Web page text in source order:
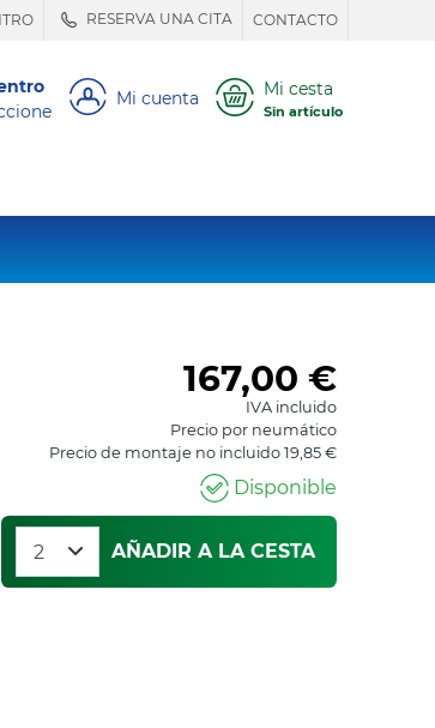
RESERVA UNA CITA CONTACTO
Mi cuenta Mi cesta
Sin artículo
167,00 €
IVA incluido
Precio por neumático
Precio de montaje no incluido 19,85 €
Disponible
AÑADIR A LA CESTA